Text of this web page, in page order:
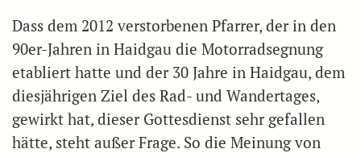
Dass dem 2012 verstorbenen Pfarrer, der in den
90er-Jahren in Haidgau die Motorradsegnung
etabliert hatte und der 30 Jahre in Haidgau, dem
diesjährigen Ziel des Rad- und Wandertages,
gewirkt hat, dieser Gottesdienst sehr gefallen
hätte, steht außer Frage. So die Meinung von